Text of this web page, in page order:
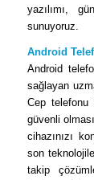
yazılımı,
sunuyoruz.
Android
Android
sağlayan
Cep telefonu
güvenli
cihazınızı
son
takip